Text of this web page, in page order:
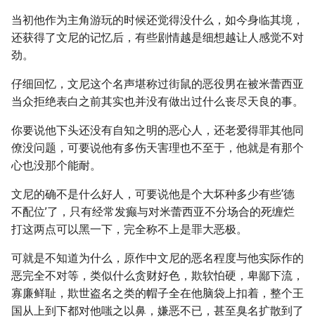
当初他作为主角游玩的时候还觉得没什么，如今身临其境，
还获得了文尼的记忆后，有些剧情越是细想越让人感觉不对
劲。
仔细回忆，文尼这个名声堪称过街鼠的恶役男在被米蕾西亚
当众拒绝表白之前其实也并没有做出过什么丧尽天良的事。
你要说他下头还没有自知之明的恶心人，还老爱得罪其他同
僚没问题，可要说他有多伤天害理也不至于，他就是有那个
心也没那个能耐。
文尼的确不是什么好人，可要说他是个大坏种多少有些‘德
不配位’了，只有经常发癫与对米蕾西亚不分场合的死缠烂
打这两点可以黑一下，完全称不上是罪大恶极。
可就是不知道为什么，原作中文尼的恶名程度与他实际作的
恶完全不对等，类似什么贪财好色，欺软怕硬，卑鄙下流，
寡廉鲜耻，欺世盗名之类的帽子全在他脑袋上扣着，整个王
国从上到下都对他嗤之以鼻，嫌恶不已，甚至臭名扩散到了